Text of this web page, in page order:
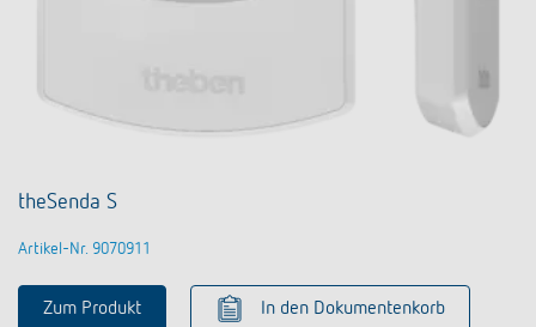
theSenda S
Artikel-Nr. 9070911
Zum Produkt In den Dokumentenkorb